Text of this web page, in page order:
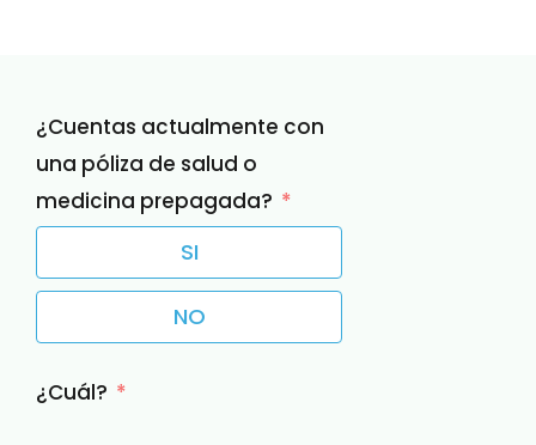
¿Cuentas actualmente con
una póliza de salud o
medicina prepagada?
SI
NO
¿Cuál?